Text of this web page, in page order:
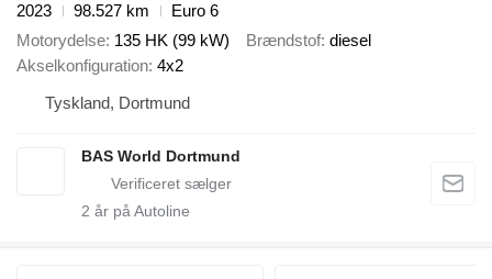
2023
98.527 km
Euro 6
Motorydelse 135 HK (99 kW) Brændstof diesel
Akselkonfiguration 4x2
Tyskland, Dortmund
BAS World Dortmund
2 år på Autoline